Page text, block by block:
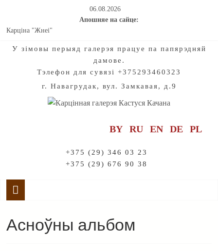
06.08.2026
Апошняе на сайце:
Карціна "Жнеі"
Калядныя і навагоднія хронікі нашых з вамі добрых спраў для
Калядныя і навагоднія хронікі нашых з вамі добрых спраў для
дзетак. Частка 1
Адкрываючы жывапіс Кастуся Качана
У зiмовы перыяд галерэя працуе па папярэдняй
дамове.
Тэлефон для сувязі +375293460323
г. Навагрудак, вул. Замкавая, д.9
BY RU EN DE PL
+375 (29) 346 03 23
+375 (29) 676 90 38
Асноўны альбом